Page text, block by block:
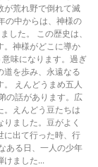
が荒れ野で倒れて滅
の中からは、神様の
した。 この歴史は、
。神様がどこに導か
味になります。過ぎ
道を歩み、永遠なる
えんどうまめ五人
の話があります。広
。えんどう豆たちは
ました。豆がよく
に出て行った時、行
ある日、一人の少年
けました...